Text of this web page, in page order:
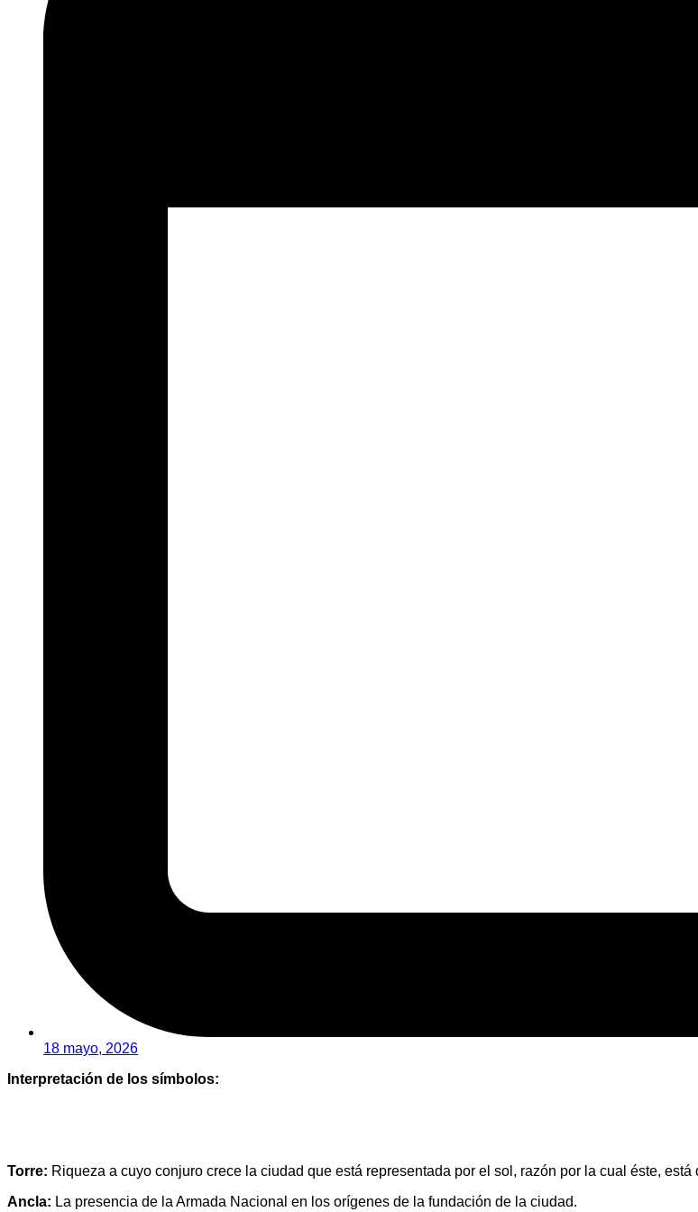
18 mayo, 2026
Interpretación de los símbolos:
Torre: Riqueza a cuyo conjuro crece la ciudad que está representada por el sol, razón por la cual éste,
Ancla: La presencia de la Armada Nacional en los orígenes de la fundación de la ciudad.